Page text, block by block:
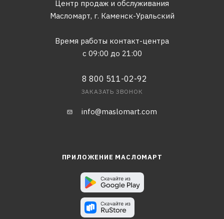
Центр продаж и обслуживания
Масломарт, г. Каменск-Уральский
Время работы контакт-центра
с 09:00 до 21:00
8 800 511-02-92
ЗАКАЗАТЬ ЗВОНОК
info@maslomart.com
ПРИЛОЖЕНИЕ МАСЛОМАРТ